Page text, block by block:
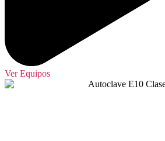
Ver Equipos